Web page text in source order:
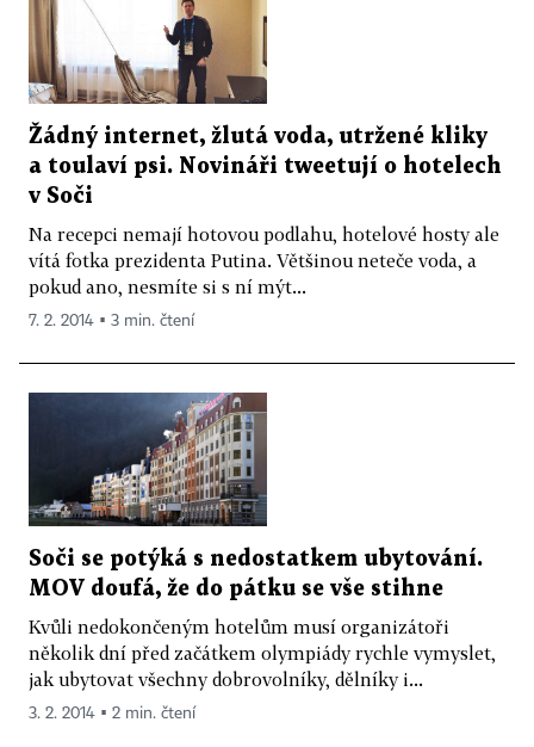
Žádný internet, žlutá voda, utržené kliky
a toulaví psi. Novináři tweetují o hotelech
v Soči
Na recepci nemají hotovou podlahu, hotelové hosty ale
vítá fotka prezidenta Putina. Většinou neteče voda, a
pokud ano, nesmíte si s ní mýt...
7. 2. 2014 ▪ 3 min. čtení
Soči se potýká s nedostatkem ubytování.
MOV doufá, že do pátku se vše stihne
Kvůli nedokončeným hotelům musí organizátoři
několik dní před začátkem olympiády rychle vymyslet,
jak ubytovat všechny dobrovolníky, dělníky i...
3. 2. 2014 ▪ 2 min. čtení